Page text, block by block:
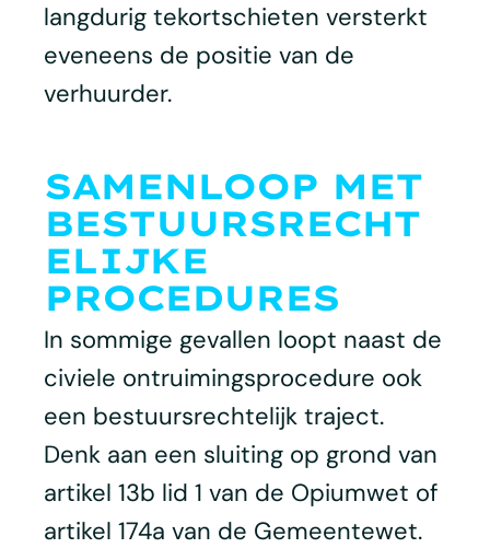
langdurig tekortschieten versterkt
eveneens de positie van de
verhuurder.
SAMENLOOP MET
BESTUURSRECHT
ELIJKE
PROCEDURES
In sommige gevallen loopt naast de
civiele ontruimingsprocedure ook
een bestuursrechtelijk traject.
Denk aan een sluiting op grond van
artikel 13b lid 1 van de Opiumwet of
artikel 174a van de Gemeentewet.